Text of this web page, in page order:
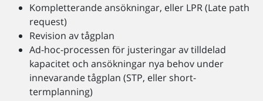
Kompletterande ansökningar, eller LPR (Late path
request)
Revision av tågplan
Ad-hoc-processen för justeringar av tilldelad
kapacitet och ansökningar nya behov under
innevarande tågplan (STP, eller short-
termplanning)